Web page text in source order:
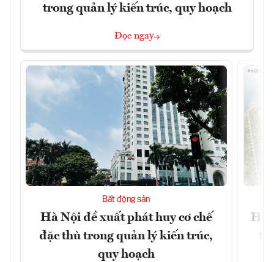
trong quản lý kiến trúc, quy hoạch
Đọc ngay
Bất động sản
Hà Nội đề xuất phát huy cơ chế
đặc thù trong quản lý kiến trúc,
quy hoạch
Hà